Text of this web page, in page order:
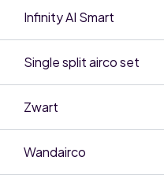
Infinity AI Smart
Single split airco set
Zwart
Wandairco